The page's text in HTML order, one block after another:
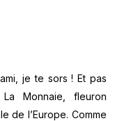
je te sors ! Et pas
Monnaie, fleuron
de l’Europe. Comme